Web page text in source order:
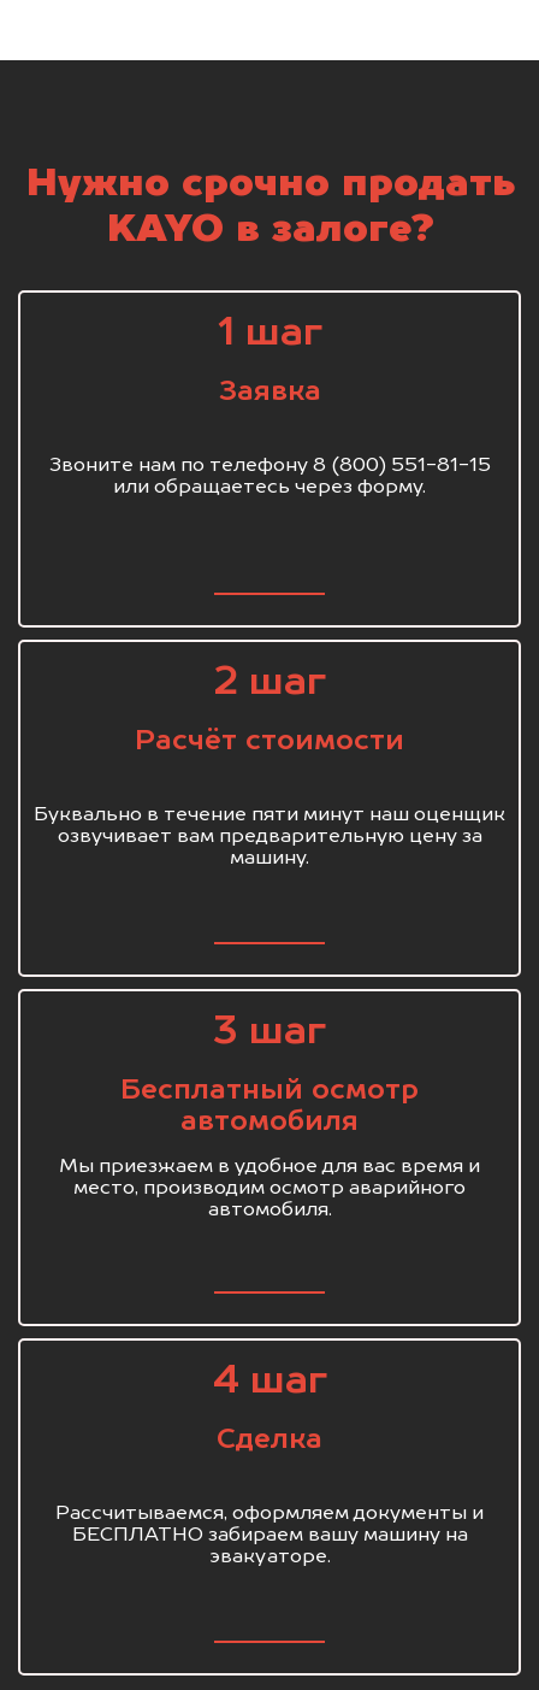
Нужно срочно продать
KAYO в залоге?
1 шаг
Заявка
Звоните нам по телефону 8 (800) 551-81-15
или обращаетесь через форму.
2 шаг
Расчёт стоимости
Буквально в течение пяти минут наш оценщик
озвучивает вам предварительную цену за
машину.
3 шаг
Бесплатный осмотр
автомобиля
Мы приезжаем в удобное для вас время и
место, производим осмотр аварийного
автомобиля.
4 шаг
Сделка
Рассчитываемся, оформляем документы и
БЕСПЛАТНО забираем вашу машину на
эвакуаторе.